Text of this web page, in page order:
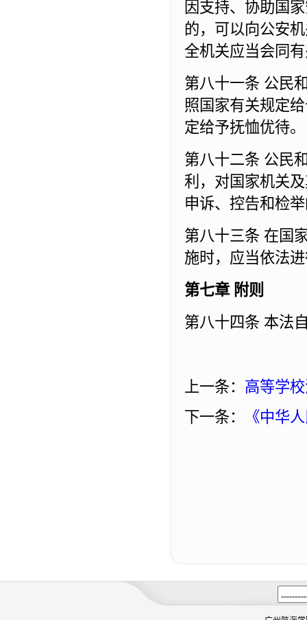
因支持、协助国
的，可以向公安
全机关应当会同
第八十一条 公民
照国家有关规定
定给予抚恤优待。
第八十二条 公民
利，对国家机关
申诉、控告和检
第八十三条 在国
施时，应当依法
第七章 附则
第八十四条 本法
上一条： 高等学
下一条：
《中华